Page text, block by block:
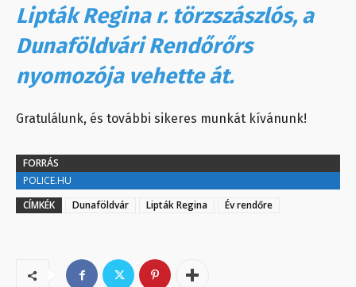
Lipták Regina r. törzszászlós, a
Dunaföldvári Rendőrőrs
nyomozója vehette át.
Gratulálunk, és további sikeres munkát kívánunk!
FORRÁS
POLICE.HU
CÍMKÉK
Dunaföldvár Lipták Regina Év rendőre